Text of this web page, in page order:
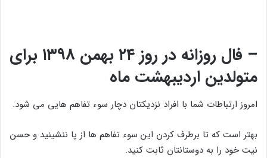
– فال روزانه در روز ۲۴ بهمن ۱۳۹۸ برای
متولدین اردیبهشت ماه
امروز ارتباطات شما با افراد نزدیکتان دچار سوء تفاهم هایی می شود.
بهتر است که تا برطرف کردن این سوء تفاهم ها از پا ننشینید و حسن
نیت خود را به دوستانتان ثابت کنید.